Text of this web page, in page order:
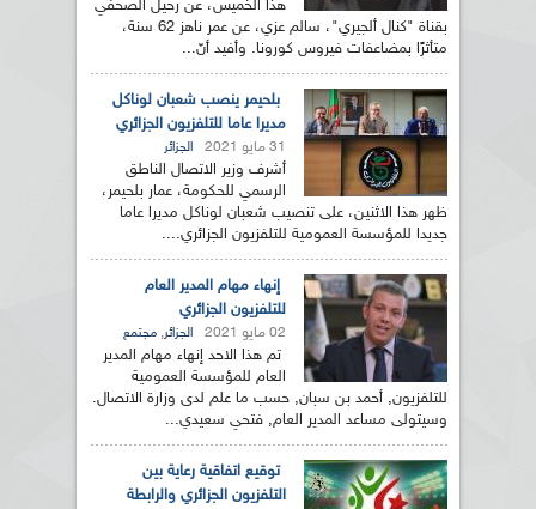
هذا الخميس، عن رحيل الصحفي
بقناة "كنال ألجيري"، سالم عزي، عن عمر ناهز 62 سنة،
متأثرًا بمضاعفات فيروس كورونا. وأفيد أنّ...
بلحيمر ينصب شعبان لوناكل
مديرا عاما للتلفزيون الجزائري
31 مايو 2021 الجزائر
أشرف وزير الاتصال الناطق
الرسمي للحكومة، عمار بلحيمر،
ظهر هذا الاثنين، على تنصيب شعبان لوناكل مديرا عاما
جديدا للمؤسسة العمومية للتلفزيون الجزائري....
إنهاء مهام المدير العام
للتلفزيون الجزائري
02 مايو 2021 الجزائر, مجتمع
تم هذا الاحد إنهاء مهام المدير
العام للمؤسسة العمومية
للتلفزيون, أحمد بن سبان, حسب ما علم لدى وزارة الاتصال.
وسيتولى مساعد المدير العام, فتحي سعيدي...
توقيع اتفاقية رعاية بين
التلفزيون الجزائري والرابطة